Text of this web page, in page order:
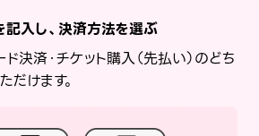
記入し、決済方法を選ぶ
ド決済・チケット購入（先払い）のどち
だけます。